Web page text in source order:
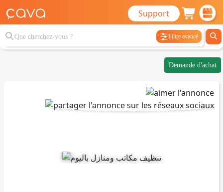
Support
Filtre avancé
Demande d'achat